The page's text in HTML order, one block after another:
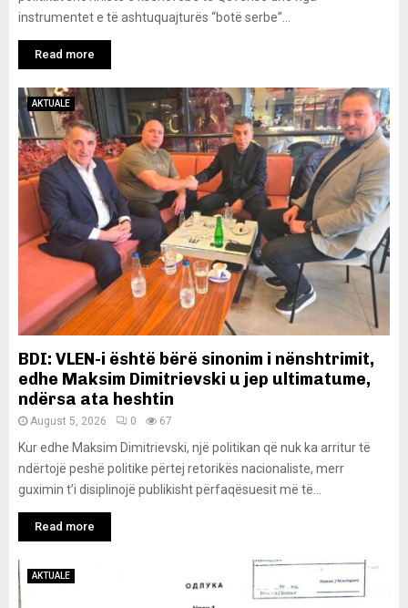
instrumentet e të ashtuquajturës “botë serbe”...
Read more
AKTUALE
BDI: VLEN-i është bërë sinonim i nënshtrimit,
edhe Maksim Dimitrievski u jep ultimatume,
ndërsa ata heshtin
August 5, 2026 0 67
Kur edhe Maksim Dimitrievski, një politikan që nuk ka arritur të
ndërtojë peshë politike përtej retorikës nacionaliste, merr
guximin t’i disiplinojë publikisht përfaqësuesit më të...
Read more
AKTUALE